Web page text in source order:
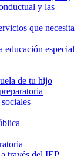
y las
que necesita
educación especial
de tu hijo